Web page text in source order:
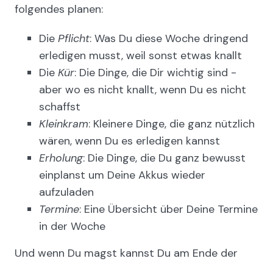
folgendes planen:
Die Pflicht: Was Du diese Woche dringend
erledigen musst, weil sonst etwas knallt
Die Kür: Die Dinge, die Dir wichtig sind -
aber wo es nicht knallt, wenn Du es nicht
schaffst
Kleinkram: Kleinere Dinge, die ganz nützlich
wären, wenn Du es erledigen kannst
Erholung: Die Dinge, die Du ganz bewusst
einplanst um Deine Akkus wieder
aufzuladen
Termine: Eine Übersicht über Deine Termine
in der Woche
Und wenn Du magst kannst Du am Ende der